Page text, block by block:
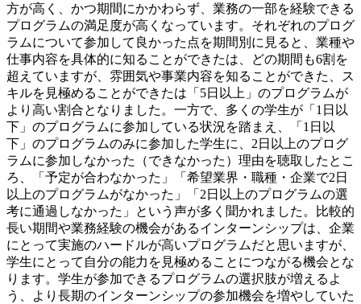
方が高く、かつ期間にかかわらず、業務の一部を経験できる
プログラムの満足度が高くなっています。それぞれのプログ
ラムについて参加して良かった点を期間別に見ると、業種や
仕事内容を具体的に知ることができたは、どの期間も6割を
超えていますが、雰囲気や事業内容を知ることができた、ス
キルを見極めることができたは「5日以上」のプログラムが
より高い割合となりました。一方で、多くの学生が「1日以
下」のプログラムに参加している状況を踏まえ、「1日以
下」のプログラムのみに参加した学生に、2日以上のプログ
ラムに参加しなかった（できなかった）理由を聴取したとこ
ろ、「予定が合わなかった」「希望業界・職種・企業で2日
以上のプログラムがなかった」「2日以上のプログラムの選
考に通過しなかった」という声が多く聞かれました。比較的
長い期間や業務経験の機会があるインターンシップは、企業
にとって実施のハードルが高いプログラムだと思いますが、
学生にとって自分の能力を見極めることにつながる機会とな
ります。学生が参加できるプログラムの選択肢が増えるよ
う、より長期のインターンシップの参加機会を増やしていた